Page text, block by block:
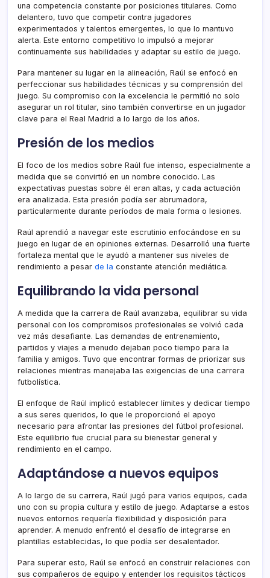
una competencia constante por posiciones titulares. Como
delantero, tuvo que competir contra jugadores
experimentados y talentos emergentes, lo que lo mantuvo
alerta. Este entorno competitivo lo impulsó a mejorar
continuamente sus habilidades y adaptar su estilo de juego.
Para mantener su lugar en la alineación, Raúl se enfocó en
perfeccionar sus habilidades técnicas y su comprensión del
juego. Su compromiso con la excelencia le permitió no solo
asegurar un rol titular, sino también convertirse en un jugador
clave para el Real Madrid a lo largo de los años.
Presión de los medios
El foco de los medios sobre Raúl fue intenso, especialmente a
medida que se convirtió en un nombre conocido. Las
expectativas puestas sobre él eran altas, y cada actuación
era analizada. Esta presión podía ser abrumadora,
particularmente durante períodos de mala forma o lesiones.
Raúl aprendió a navegar este escrutinio enfocándose en su
juego en lugar de en opiniones externas. Desarrolló una fuerte
fortaleza mental que le ayudó a mantener sus niveles de
rendimiento a pesar de la constante atención mediática.
Equilibrando la vida personal
A medida que la carrera de Raúl avanzaba, equilibrar su vida
personal con los compromisos profesionales se volvió cada
vez más desafiante. Las demandas de entrenamiento,
partidos y viajes a menudo dejaban poco tiempo para la
familia y amigos. Tuvo que encontrar formas de priorizar sus
relaciones mientras manejaba las exigencias de una carrera
futbolística.
El enfoque de Raúl implicó establecer límites y dedicar tiempo
a sus seres queridos, lo que le proporcionó el apoyo
necesario para afrontar las presiones del fútbol profesional.
Este equilibrio fue crucial para su bienestar general y
rendimiento en el campo.
Adaptándose a nuevos equipos
A lo largo de su carrera, Raúl jugó para varios equipos, cada
uno con su propia cultura y estilo de juego. Adaptarse a estos
nuevos entornos requería flexibilidad y disposición para
aprender. A menudo enfrentó el desafío de integrarse en
plantillas establecidas, lo que podía ser desalentador.
Para superar esto, Raúl se enfocó en construir relaciones con
sus compañeros de equipo y entender los requisitos tácticos